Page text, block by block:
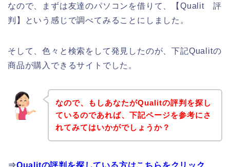
なので、まずは友達のパソコンを借りて、【Qualit 評
判】という感じで調べてみることにしました。
そして、色々と検索をして発見したのが、下記Qualitの
商品が購入できるサイトでした。
なので、もしあなたがQualitの評判を探し
ているのであれば、下記ページを参考にさ
れてみてはいかがでしょうか？
⇒Qualitの評判を探している方はこちらをクリック